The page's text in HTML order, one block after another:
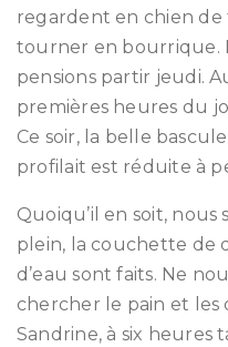
regardent en chien
tourner en bourrique.
pensions partir jeudi.
premières heures du
Ce soir, la belle
profilait est réduite à
Quoiqu’il en soit, nous
plein, la couchette de
d’eau sont faits. Ne
chercher le pain et
Sandrine, à six heures